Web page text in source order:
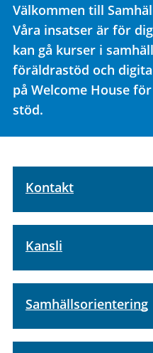
Välkommen till
Våra insatser är för
kan gå kurser i
föräldrastöd och
på Welcome House
stöd.
Kontakt
Kansli
Samhälls­orientering